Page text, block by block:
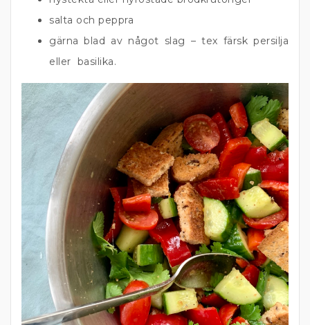
salta och peppra
gärna blad av något slag – tex färsk persilja
eller basilika.